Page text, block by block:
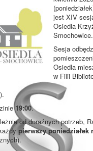
jest XIV
Osiedla
Smochowice.
Sesja
Osiedla
w Filii
19:00.
od doraźnych potrzeb,
pierwszy poniedziałek